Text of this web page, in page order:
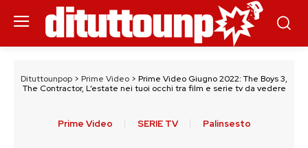
Dituttounpop > Prime Video > Prime Video Giugno 2022: The Boys 3,
The Contractor, L’estate nei tuoi occhi tra film e serie tv da vedere
Prime Video SERIE TV Palinsesto